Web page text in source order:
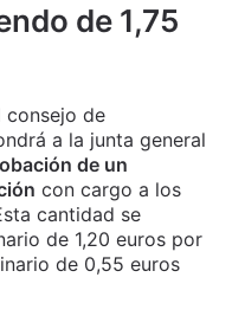
de 1,75
consejo de
a la junta general
de un
con cargo a los
cantidad se
de 1,20 euros por
de 0,55 euros